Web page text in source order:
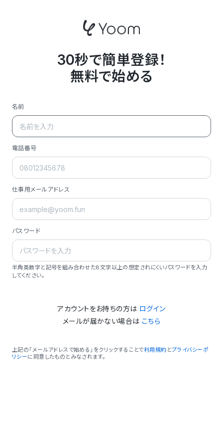
30秒で簡単登録！
無料で始める
名前
電話番号
仕事用メールアドレス
パスワード
半角英数字と記号を組み合わせた8文字以上の想定されにくいパスワードを入力
してください。
アカウントをお持ちの方は ログイン
メールが届かない場合は こちら
上記の「メールアドレスで始める」をクリックすることで利用規約 とプライバシーポ
リシーに同意したものとみなされます。